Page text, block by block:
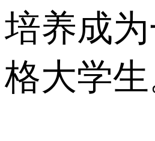
培养成
格大学生